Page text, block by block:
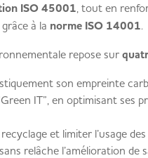
ISO 45001, tout en
à la norme ISO 14001.
repose sur
son empreinte
IT”, en optimisant ses
et limiter l’usage
relâche l’amélioration de